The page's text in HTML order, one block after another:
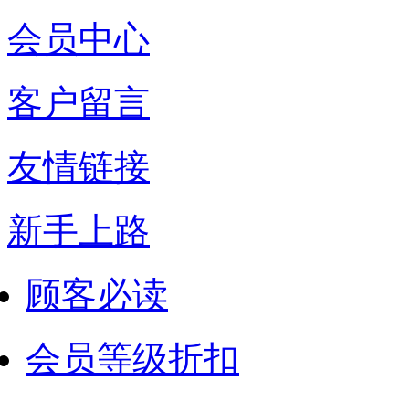
会员中心
客户留言
友情链接
新手上路
顾客必读
会员等级折扣